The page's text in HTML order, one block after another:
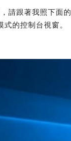
請跟著我照下面
的控制台視窗。